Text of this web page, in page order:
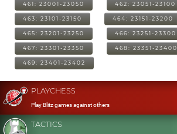
461: 23001-23050 462: 23051-23100
463: 23101-23150 464: 23151-23200
465: 23201-23250 466: 23251-23300
467: 23301-23350 468: 23351-23400
469: 23401-23402
PLAYCHESS
Play Blitz games against others
TACTICS